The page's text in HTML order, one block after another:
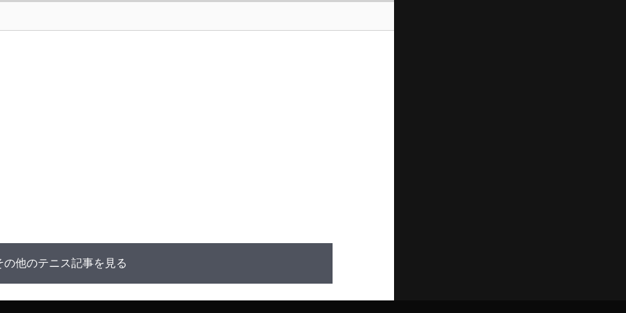
の他のテニス記事を見る